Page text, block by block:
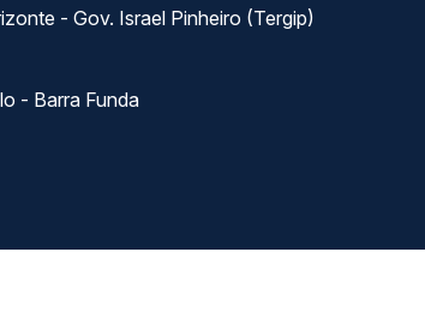
- Gov. Israel Pinheiro (Tergip)
- Barra Funda